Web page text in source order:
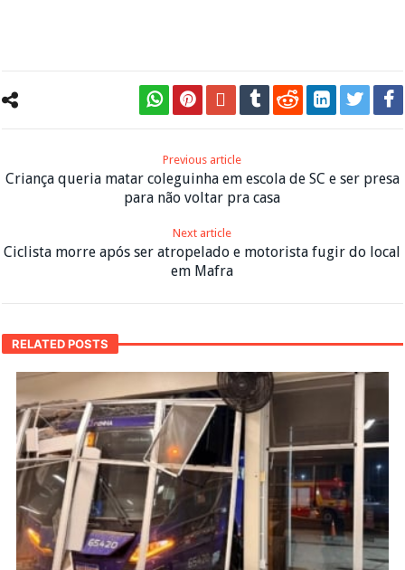
Previous article
Criança queria matar coleguinha em escola de SC e ser presa
para não voltar pra casa
Next article
Ciclista morre após ser atropelado e motorista fugir do local
em Mafra
RELATED POSTS